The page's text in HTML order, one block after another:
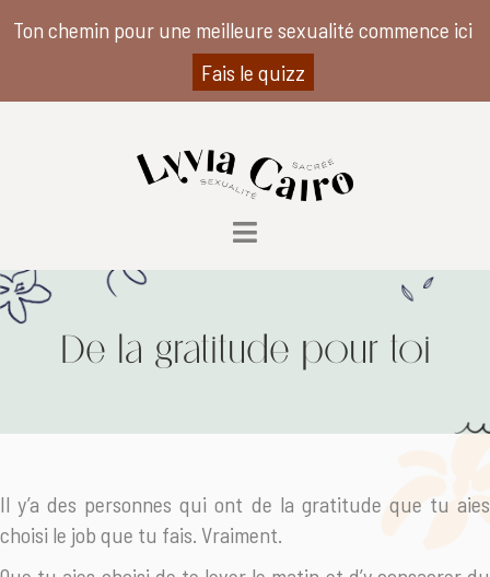
De la gratitude pour toi
Il y’a des personnes qui ont de la gratitude que tu aies
choisi le job que tu fais. Vraiment.
Ton chemin pour une meilleure sexualité commence ici
Fais le quizz